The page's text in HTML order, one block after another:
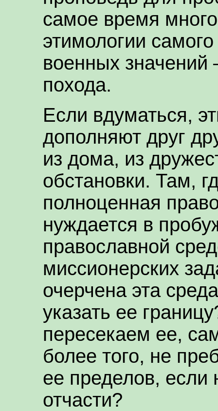
самое время
этимологии
военных
похода.
Если вдуматься,
дополняют друг
из дома, из
обстановки. Там,
полноценная
нуждается в
православной
миссионерских
очерчена эта
указать ее
пересекаем ее,
более того, не
ее пределов, если
отчасти?